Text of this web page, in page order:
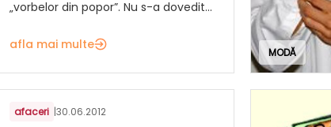
„vorbelor din popor”. Nu s-a dovedit...
afla mai multe
MODĂ
afaceri |30.06.2012